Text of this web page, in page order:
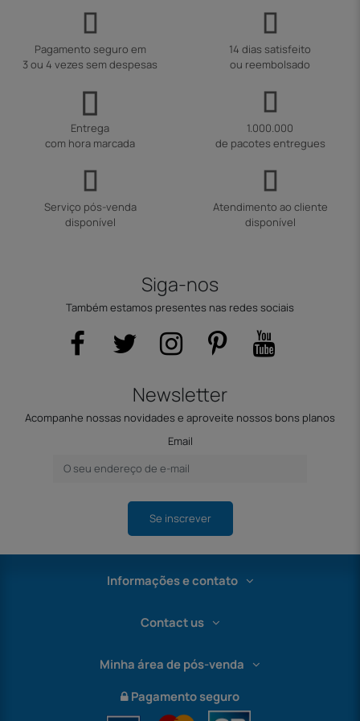
Pagamento seguro em
3 ou 4 vezes sem despesas
14 dias satisfeito
ou reembolsado
Entrega
com hora marcada
1.000.000
de pacotes entregues
Serviço pós-venda
disponível
Atendimento ao cliente
disponível
Siga-nos
Também estamos presentes nas redes sociais
Newsletter
Acompanhe nossas novidades e aproveite nossos bons planos
Email
Se inscrever
Informações e contato
Contact us
Minha área de pós-venda
Pagamento seguro